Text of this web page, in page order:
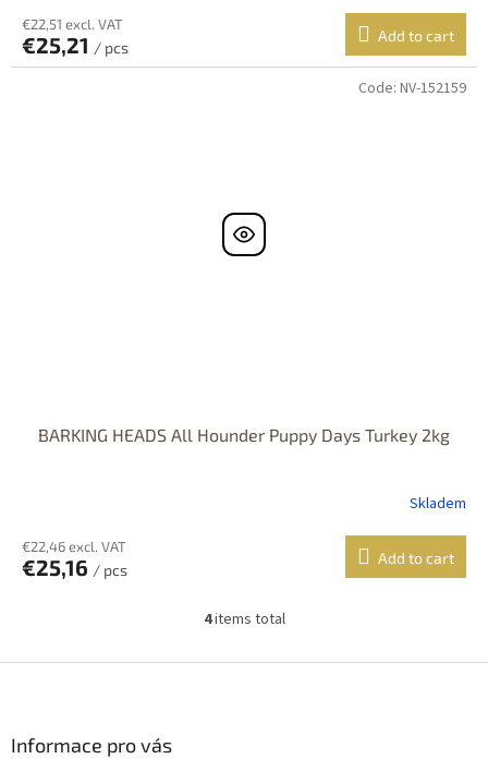
€22,51 excl. VAT
€25,21 / pcs
Add to cart
BARKING HEADS All Hounder Puppy Days Turkey 2kg
Skladem
€22,46 excl. VAT
€25,16 / pcs
Add to cart
Code: NV-152159
L
s
4items total
Informace pro vás